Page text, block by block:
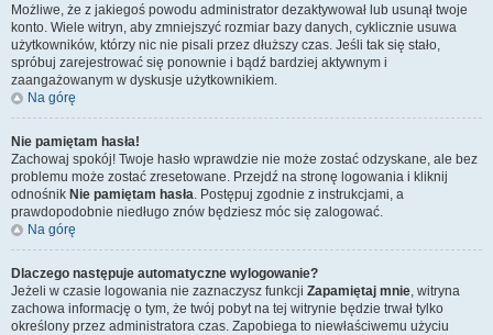
Możliwe, że z jakiegoś powodu administrator dezaktywował lub usunął twoje
konto. Wiele witryn, aby zmniejszyć rozmiar bazy danych, cyklicznie usuwa
użytkowników, którzy nic nie pisali przez dłuższy czas. Jeśli tak się stało,
spróbuj zarejestrować się ponownie i bądź bardziej aktywnym i
zaangażowanym w dyskusje użytkownikiem.
Na górę
Nie pamiętam hasła!
Zachowaj spokój! Twoje hasło wprawdzie nie może zostać odzyskane, ale bez
problemu może zostać zresetowane. Przejdź na stronę logowania i kliknij
odnośnik Nie pamiętam hasła. Postępuj zgodnie z instrukcjami, a
prawdopodobnie niedługo znów będziesz móc się zalogować.
Na górę
Dlaczego następuje automatyczne wylogowanie?
Jeżeli w czasie logowania nie zaznaczysz funkcji Zapamiętaj mnie, witryna
zachowa informację o tym, że twój pobyt na tej witrynie będzie trwał tylko
określony przez administratora czas. Zapobiega to niewłaściwemu użyciu